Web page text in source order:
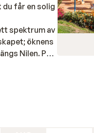
du får en solig semester.
spektrum av
öknens
Nilen. På
Röda havet.
om du vill